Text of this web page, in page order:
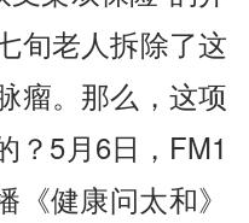
旬老人拆除了这
。 那么， 这项
？5月6日，FM1
《健康问太和》